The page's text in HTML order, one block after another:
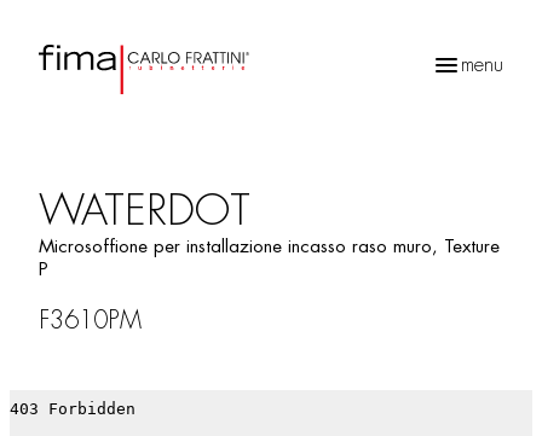
menu
WATERDOT
Microsoffione per installazione incasso raso muro, Texture
P
F3610PM